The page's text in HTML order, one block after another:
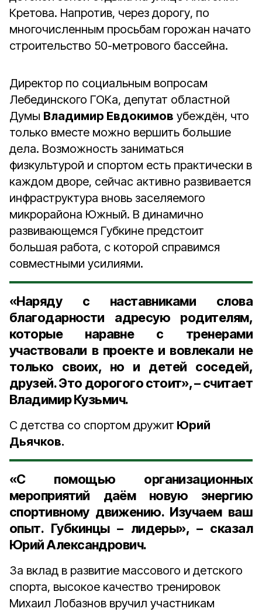
Кретова. Напротив, через дорогу, по
многочисленным просьбам горожан начато
строительство 50-метрового бассейна.
Директор по социальным вопросам
Лебединского ГОКа, депутат областной
Думы Владимир Евдокимов убеждён, что
только вместе можно вершить большие
дела. Возможность заниматься
физкультурой и спортом есть практически в
каждом дворе, сейчас активно развивается
инфраструктура вновь заселяемого
микрорайона Южный. В динамично
развивающемся Губкине предстоит
большая работа, с которой справимся
совместными усилиями.
«Наряду с наставниками слова
благодарности адресую родителям,
которые наравне с тренерами
участвовали в проекте и вовлекали не
только своих, но и детей соседей,
друзей. Это дорогого стоит», – считает
Владимир Кузьмич.
С детства со спортом дружит Юрий
Дьячков.
«С помощью организационных
мероприятий даём новую энергию
спортивному движению. Изучаем ваш
опыт. Губкинцы – лидеры», – сказал
Юрий Александрович.
За вклад в развитие массового и детского
спорта, высокое качество тренировок
Михаил Лобазнов вручил участникам